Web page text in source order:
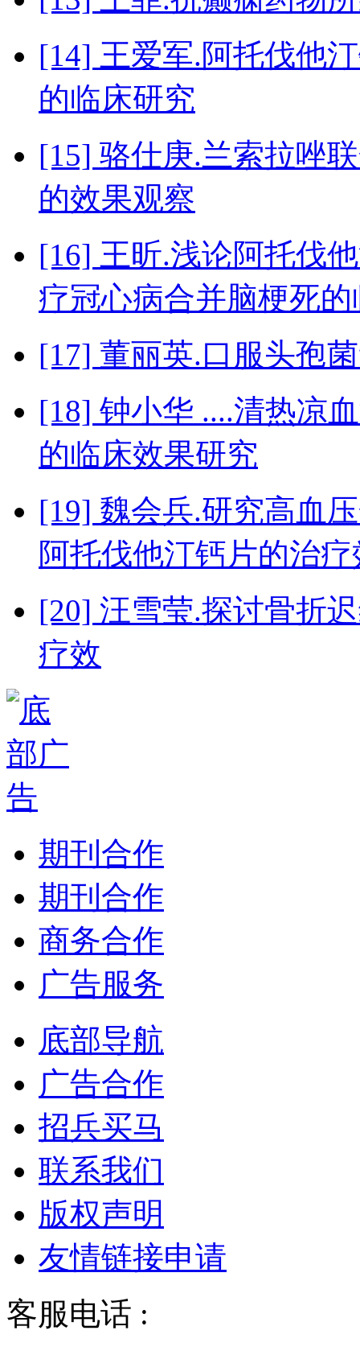
[14] 王爱军.阿托伐他
的临床研究
[15] 骆仕庚.兰索拉唑
的效果观察
[16] 王昕.浅论阿托伐
疗冠心病合并脑梗死的
[17] 董丽英.口服头孢
[18] 钟小华 ....清热凉
的临床效果研究
[19] 魏会兵.研究高血
阿托伐他汀钙片的治
[20] 汪雪莹.探讨骨折
疗效
期刊合作
期刊合作
商务合作
广告服务
底部导航
广告合作
招兵买马
联系我们
版权声明
友情链接申请
客服电话 :